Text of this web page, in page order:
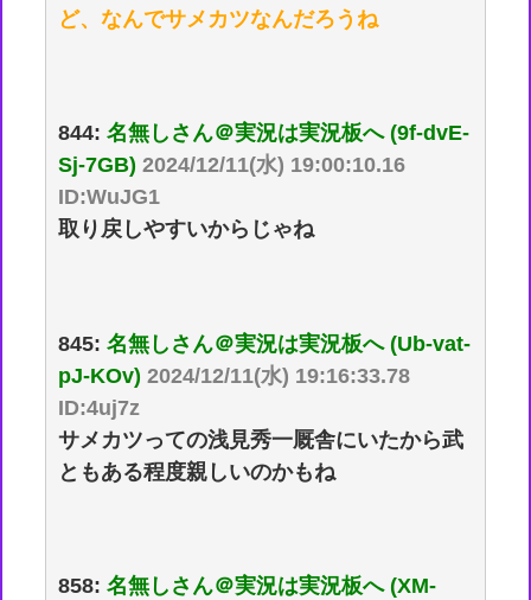
ど、なんでサメカツなんだろうね
844:名無しさん＠実況は実況板へ (9f-dvE-
Sj-7GB) 2024/12/11(水) 19:00:10.16
ID:WuJG1
取り戻しやすいからじゃね
845:名無しさん＠実況は実況板へ (Ub-vat-
pJ-KOv) 2024/12/11(水) 19:16:33.78
ID:4uj7z
サメカツっての浅見秀一厩舎にいたから武
ともある程度親しいのかもね
858:名無しさん＠実況は実況板へ (XM-